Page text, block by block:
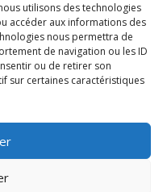
utilisons des technologies
accéder aux informations des
nous permettra de
de navigation ou les ID
ou de retirer son
sur certaines caractéristiques